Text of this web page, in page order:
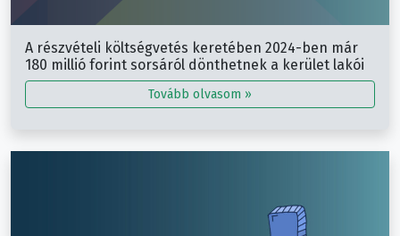
A részvételi költségvetés keretében 2024-ben már
180 millió forint sorsáról dönthetnek a kerület lakói
Tovább olvasom »